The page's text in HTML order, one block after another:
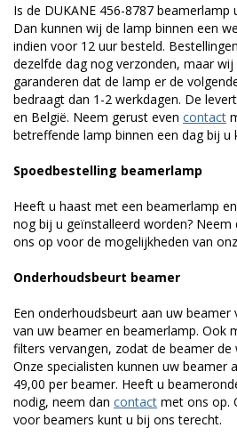
Is de DUKANE 456-8787 beamerlamp
Dan kunnen wij de lamp binnen een
indien voor 12 uur besteld.
dezelfde dag nog verzonden, maar
garanderen dat de lamp er de
bedraagt dan 1-2 werkdagen. De
en België. Neem gerust even contact
betreffende lamp binnen een dag bij u
Spoedbestelling beamerlamp
Heeft u haast met een beamerlamp
nog bij u geïnstalleerd worden? Neem
ons op voor de mogelijkheden van
Onderhoudsbeurt beamer
Een onderhoudsbeurt aan uw beamer
van uw beamer en beamerlamp. Ook
filters vervangen, zodat de beamer
Onze specialisten kunnen uw beamer
49,00 per beamer. Heeft u
nodig, neem dan contact met ons op.
voor beamers kunt u bij ons terecht.